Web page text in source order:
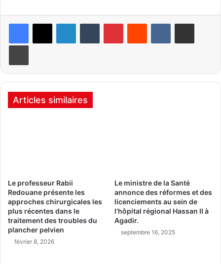
Articles similaires
Le professeur Rabii
Redouane présente les
approches chirurgicales les
plus récentes dans le
traitement des troubles du
plancher pelvien
février 8, 2026
Le ministre de la Santé
annonce des réformes et des
licenciements au sein de
l’hôpital régional Hassan II à
Agadir.
septembre 16, 2025